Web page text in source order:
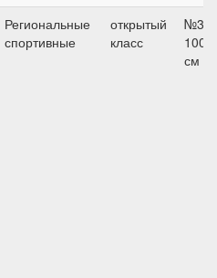
Региональные
спортивные
открытый
класс
№3,
100
см